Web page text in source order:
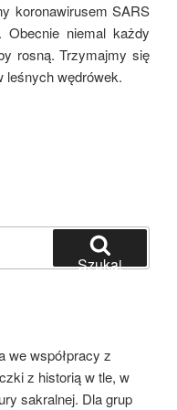
koronawirusem SARS
Obecnie niemal każdy
rosną. Trzymajmy się
leśnych wędrówek.
Szukaj
we współpracy z
z historią w tle, w
sakralnej. Dla grup